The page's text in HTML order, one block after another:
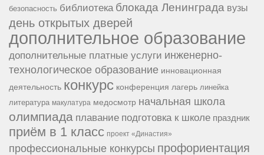
безопасность библиотека блокада Ленинграда вузы
день открытых дверей
дополнительное образование
дополнительные платные услуги инженерно-
технологическое образование инновационная
деятельность конкурс конференция лагерь линейка
литература макулатура медосмотр начальная школа
олимпиада плавание подготовка к школе праздник
приём в 1 класс проект «Династия»
профессиональные конкурсы профориентация